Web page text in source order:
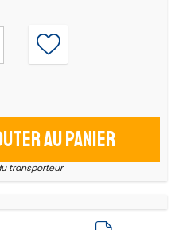
au panier
transporteur